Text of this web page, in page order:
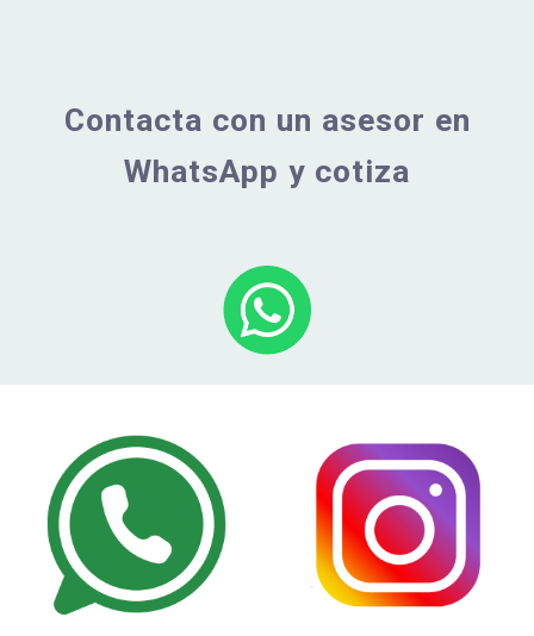
Contacta con un asesor en
WhatsApp y cotiza